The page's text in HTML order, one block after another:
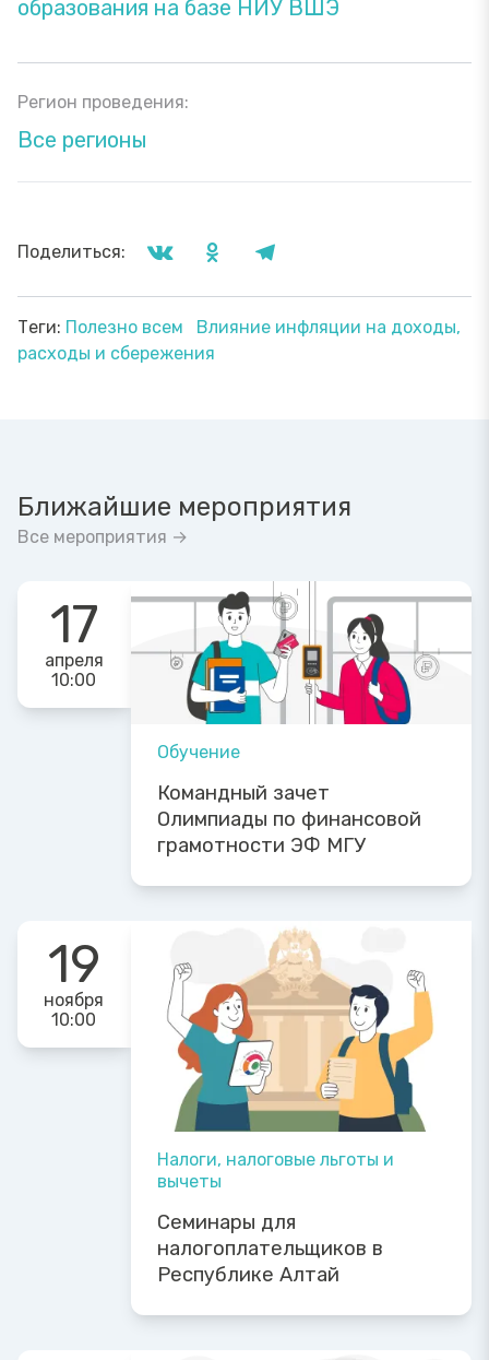
образования на базе НИУ ВШЭ
Регион проведения:
Все регионы
Поделиться:
Теги: Полезно всем
Влияние инфляции на доходы,
расходы и сбережения
Ближайшие мероприятия
Все мероприятия →
17
апреля
10:00
Обучение
Командный зачет
Олимпиады по финансовой
грамотности ЭФ МГУ
19
ноября
10:00
Налоги, налоговые льготы и
вычеты
Семинары для
налогоплательщиков в
Республике Алтай